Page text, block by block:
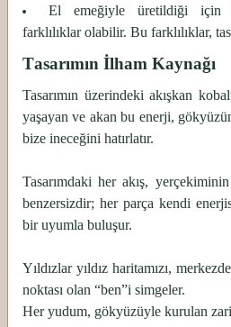
El emeğiyle üretildiği için
farklılıklar olabilir. Bu farklılıklar,
Tasarımın İlham Kaynağı
Tasarımın üzerindeki akışkan
yaşayan ve akan bu enerji,
bize ineceğini hatırlatır.
Tasarımdaki her akış,
benzersizdir; her parça kendi
bir uyumla buluşur.
Yıldızlar yıldız haritamızı,
noktası olan “ben”i simgeler.
Her yudum, gökyüzüyle kurulan